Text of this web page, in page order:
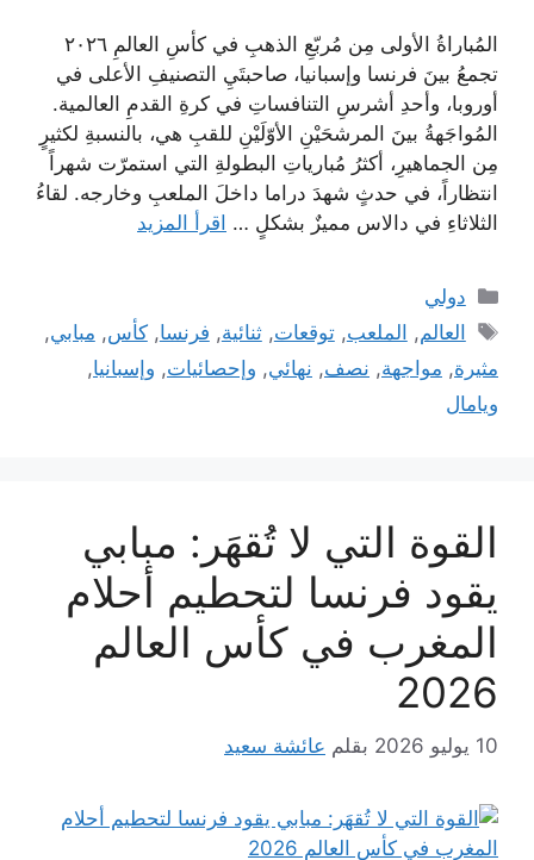
المُباراةُ الأولى مِن مُربّعِ الذهبِ في كأسِ العالمِ ٢٠٢٦
تجمعُ بينَ فرنسا وإسبانيا، صاحبتَيِ التصنيفِ الأعلى في
أوروبا، وأحدِ أشرسِ التنافساتِ في كرةِ القدمِ العالمية.
المُواجَهةُ بينَ المرشحَيْنِ الأوّلَيْنِ للقبِ هي، بالنسبةِ لكثيرٍ
مِن الجماهيرِ، أكثرُ مُبارياتِ البطولةِ التي استمرّت شهراً
انتظاراً، في حدثٍ شهدَ دراما داخلَ الملعبِ وخارجه. لقاءُ
الثلاثاءِ في دالاس مميزٌ بشكلٍ … اقرأ المزيد
التصنيفات
دولي
الوسوم
العالم, الملعب,توقعات,ثنائية, فرنسا,كأس, مبابي,
مثيرة, مواجهة, نصف, نهائي, وإحصائيات, وإسبانيا,
ويامال
القوة التي لا تُقهَر: مبابي
يقود فرنسا لتحطيم أحلام
المغرب في كأس العالم
2026
10 يوليو 2026 بقلم عائشة سعيد